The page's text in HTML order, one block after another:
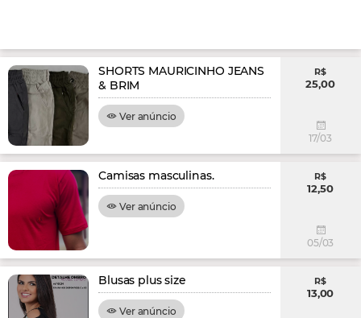
SHORTS MAURICINHO JEANS
& BRIM
Ver anúncio
R$
25,00
17/03
Camisas masculinas.
Ver anúncio
R$
12,50
05/03
Blusas plus size
Ver anúncio
R$
13,00